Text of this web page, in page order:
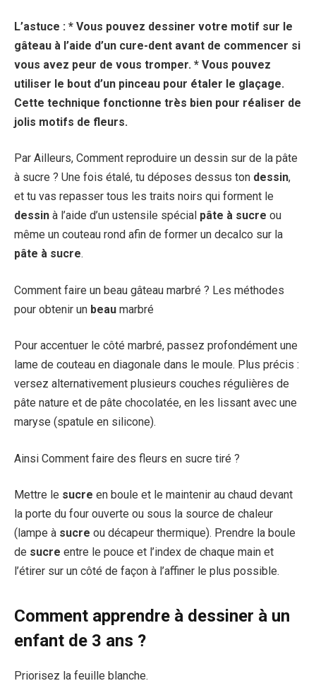
L’astuce : * Vous pouvez dessiner votre motif sur le
gâteau à l’aide d’un cure-dent avant de commencer si
vous avez peur de vous tromper. * Vous pouvez
utiliser le bout d’un pinceau pour étaler le glaçage.
Cette technique fonctionne très bien pour réaliser de
jolis motifs de fleurs.
Par Ailleurs, Comment reproduire un dessin sur de la pâte
à sucre ? Une fois étalé, tu déposes dessus ton dessin,
et tu vas repasser tous les traits noirs qui forment le
dessin à l’aide d’un ustensile spécial pâte à sucre ou
même un couteau rond afin de former un decalco sur la
pâte à sucre.
Comment faire un beau gâteau marbré ? Les méthodes
pour obtenir un beau marbré
Pour accentuer le côté marbré, passez profondément une
lame de couteau en diagonale dans le moule. Plus précis :
versez alternativement plusieurs couches régulières de
pâte nature et de pâte chocolatée, en les lissant avec une
maryse (spatule en silicone).
Ainsi Comment faire des fleurs en sucre tiré ?
Mettre le sucre en boule et le maintenir au chaud devant
la porte du four ouverte ou sous la source de chaleur
(lampe à sucre ou décapeur thermique). Prendre la boule
de sucre entre le pouce et l’index de chaque main et
l’étirer sur un côté de façon à l’affiner le plus possible.
Comment apprendre à dessiner à un
enfant de 3 ans ?
Priorisez la feuille blanche.